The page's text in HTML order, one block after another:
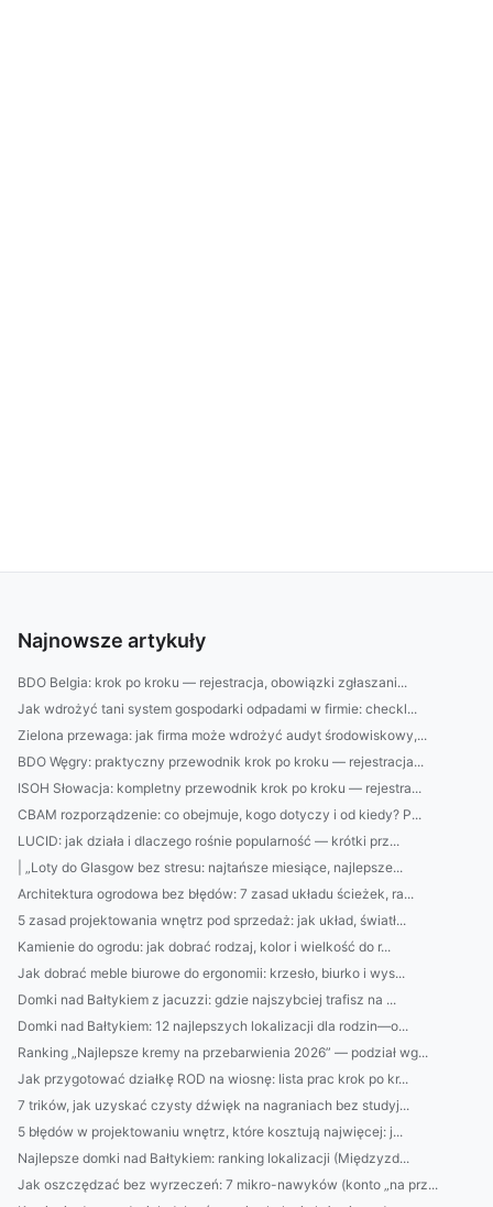
Najnowsze artykuły
BDO Belgia: krok po kroku — rejestracja, obowiązki zgłaszani...
Jak wdrożyć tani system gospodarki odpadami w firmie: checkl...
Zielona przewaga: jak firma może wdrożyć audyt środowiskowy,...
BDO Węgry: praktyczny przewodnik krok po kroku — rejestracja...
ISOH Słowacja: kompletny przewodnik krok po kroku — rejestra...
CBAM rozporządzenie: co obejmuje, kogo dotyczy i od kiedy? P...
LUCID: jak działa i dlaczego rośnie popularność — krótki prz...
| „Loty do Glasgow bez stresu: najtańsze miesiące, najlepsze...
Architektura ogrodowa bez błędów: 7 zasad układu ścieżek, ra...
5 zasad projektowania wnętrz pod sprzedaż: jak układ, światł...
Kamienie do ogrodu: jak dobrać rodzaj, kolor i wielkość do r...
Jak dobrać meble biurowe do ergonomii: krzesło, biurko i wys...
Domki nad Bałtykiem z jacuzzi: gdzie najszybciej trafisz na ...
Domki nad Bałtykiem: 12 najlepszych lokalizacji dla rodzin—o...
Ranking „Najlepsze kremy na przebarwienia 2026” — podział wg...
Jak przygotować działkę ROD na wiosnę: lista prac krok po kr...
7 trików, jak uzyskać czysty dźwięk na nagraniach bez studyj...
5 błędów w projektowaniu wnętrz, które kosztują najwięcej: j...
Najlepsze domki nad Bałtykiem: ranking lokalizacji (Międzyzd...
Jak oszczędzać bez wyrzeczeń: 7 mikro-nawyków (konto „na prz...